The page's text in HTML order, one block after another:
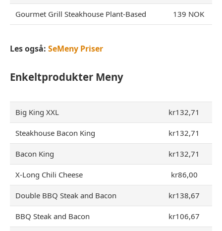
Gourmet Grill Steakhouse Plant-Based 139 NOK
Les også: SeMeny Priser
Enkeltprodukter Meny
Big King XXL kr132,71
Steakhouse Bacon King kr132,71
Bacon King kr132,71
X-Long Chili Cheese kr86,00
Double BBQ Steak and Bacon kr138,67
BBQ Steak and Bacon kr106,67